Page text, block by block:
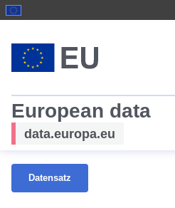
European data
data.europa.eu
Datensatz